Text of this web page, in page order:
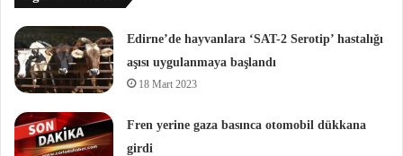
Edirne’de hayvanlara ‘SAT-2 Serotip’ hastalığı
aşısı uygulanmaya başlandı
18 Mart 2023
Fren yerine gaza basınca otomobil dükkana
girdi